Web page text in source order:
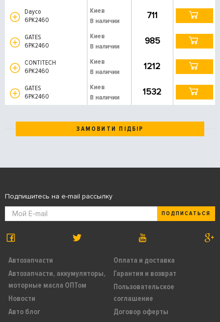
Dayco
6PK2460
Киев
В наличии
711
GATES
6PK2460
Киев
В наличии
985
CONTITECH
6PK2460
Киев
В наличии
1212
GATES
6PK2460
Киев
В наличии
1532
ЗАМОВИТИ ПІДБІР
Автозапчасти
Автозапчасти, аккумуляторы,
моторные масла ОПТом
Новости
Авто блог
Оплата и доставка
Гарантия и возврат
Пользовательское
соглашение
Договор оферты
Подпишитесь на e-mail рассылку
ПОДПИСАТЬСЯ